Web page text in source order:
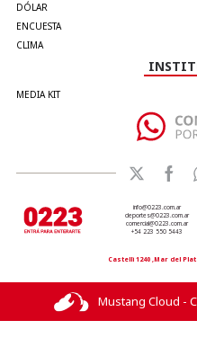
DÓLAR
ENCUESTA
CLIMA
MEDIA KIT
info@0223.com.ar
deportes@0223.com.ar
comercial@0223.com.ar
+54 223 550 5443
Castelli 1240 ,Mar del
Mustang Cloud -